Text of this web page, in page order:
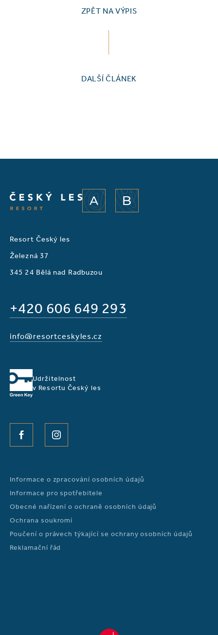
ZPĚT NA VÝPIS
DALŠÍ ČLÁNEK
A B
Resort Český les
Železná 37
345 24 Bělá nad Radbuzou
+420 606 649 293
info@resortceskyles.cz
Udržitelnost
v Resortu Český les
FACEBOOKINSTAGRAM
Informace o zpracování osobních údajů
Informace pro spotřebitele
Obecné nařízení o ochraně osobních údajů
Ochrana soukromí
Poučení o právech týkající se ochrany osobních údajů
Reklamační řád